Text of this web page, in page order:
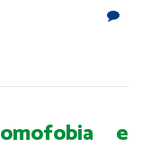
e